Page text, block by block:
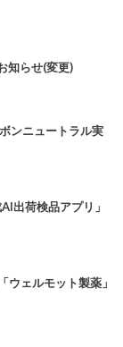
知らせ(変更)
ンニュートラル実
出荷検品アプリ」
ウェルモット製薬」